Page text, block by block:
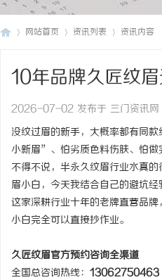
网站首页 资讯列表 资讯内容
10年品牌久匠纹
色闭眼入！
2026-07-02 发布于 三门资讯网
没纹过眉的新手，大概率都有同
小新眉”、怕劣质色料伤肤、怕
不得不说，半永久纹眉行业水真
眉小白，今天我结合自己的避坑
这家深耕行业十年的老牌直营品
小白完全可以直接抄作业。
久匠纹眉官方预约咨询全渠道
全国总咨询热线： 13062750463